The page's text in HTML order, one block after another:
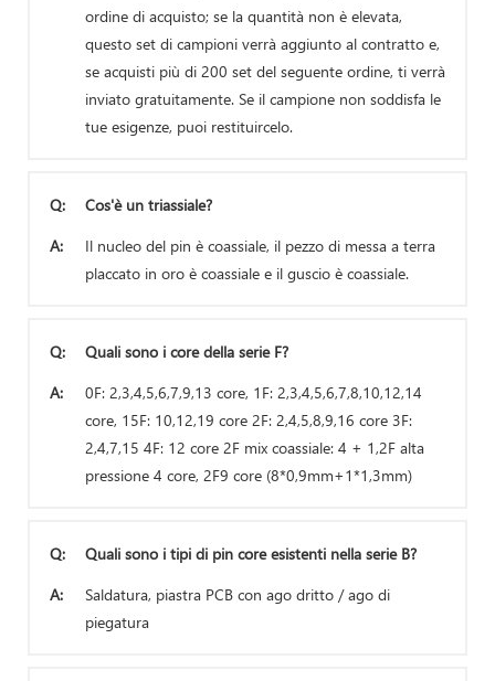
ordine di acquisto; se la quantità non è elevata,
questo set di campioni verrà aggiunto al contratto e,
se acquisti più di 200 set del seguente ordine, ti verrà
inviato gratuitamente. Se il campione non soddisfa le
tue esigenze, puoi restituircelo.
Q:
Cos'è un triassiale?
A:
Il nucleo del pin è coassiale, il pezzo di messa a terra
placcato in oro è coassiale e il guscio è coassiale.
Q:
Quali sono i core della serie F?
A:
0F: 2,3,4,5,6,7,9,13 core, 1F: 2,3,4,5,6,7,8,10,12,14
core, 15F: 10,12,19 core 2F: 2,4,5,8,9,16 core 3F:
2,4,7,15 4F: 12 core 2F mix coassiale: 4 + 1,2F alta
pressione 4 core, 2F9 core (8*0,9mm+1*1,3mm)
Q:
Quali sono i tipi di pin core esistenti nella serie B?
A:
Saldatura, piastra PCB con ago dritto / ago di
piegatura